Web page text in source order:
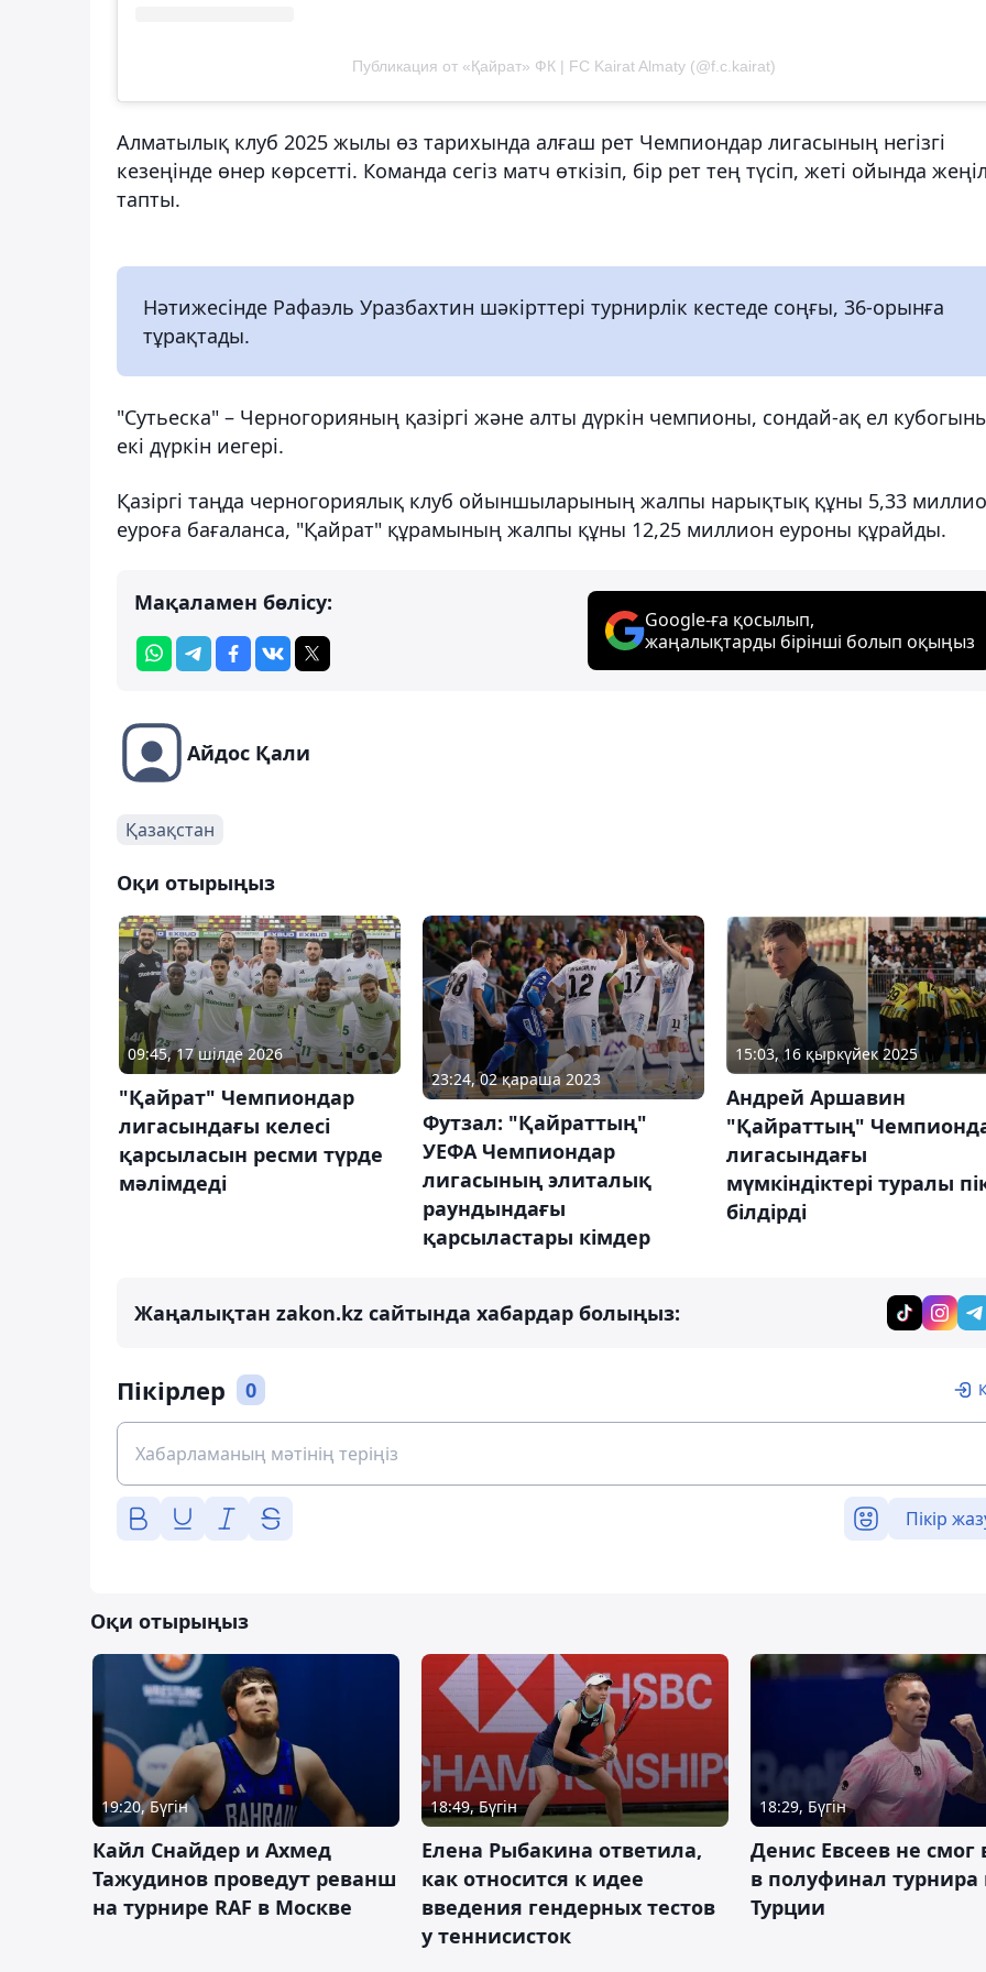
Публикация от «Қайрат» ФК | FC Kairat Almaty (@f.c.kairat)
Алматылық клуб 2025 жылы өз тарихында алғаш рет Чемпиондар лигасының негізгі
кезеңінде өнер көрсетті. Команда сегіз матч өткізіп, бір рет тең түсіп, жеті ойында
тапты.
Нәтижесінде Рафаэль Уразбахтин шәкірттері турнирлік кестеде соңғы, 36-орынға
тұрақтады.
"Сутьеска" – Черногорияның қазіргі және алты дүркін чемпионы, сондай-ақ ел
екі дүркін иегері.
Қазіргі таңда черногориялық клуб ойыншыларының жалпы нарықтық құны 5,33
еуроға бағаланса, "Қайрат" құрамының жалпы құны 12,25 миллион еуроны құрайды.
Мақаламен бөлісу:
Google-ға қосылып,
жаңалықтарды бірінші болып оқыңыз
Айдос Қали
Қазақстан
Оқи отырыңыз
09:45, 17 шілде 2026
"Қайрат" Чемпиондар
лигасындағы келесі
қарсыласын ресми түрде
мәлімдеді
23:24, 02 қараша 2023
Футзал: "Қайраттың"
УЕФА Чемпиондар
лигасының элиталық
раундындағы
қарсыластары кімдер
15:03, 16 қыркүйек 2025
Андрей Аршавин
"Қайраттың"
лигасындағы
мүмкіндіктері туралы
білдірді
Жаңалықтан zakon.kz сайтында хабардар болыңыз:
Пікірлер 0
Пікір
Оқи отырыңыз
19:20, Бүгін
Кайл Снайдер и Ахмед
Тажудинов проведут реванш
на турнире RAF в Москве
18:49, Бүгін
Елена Рыбакина ответила,
как относится к идее
введения гендерных тестов
у теннисисток
18:29, Бүгін
Денис Евсеев не
в полуфинал турнира
Турции